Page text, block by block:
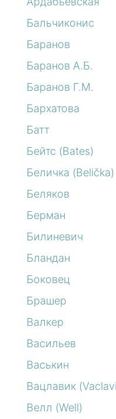
Бальчиконис
Баранов
Баранов А.Б.
Баранов Г.М.
Бархатова
Батт
Бейтс (Bates)
Беличка (Belička)
Беляков
Берман
Билиневич
Бландан
Боковец
Брашер
Валкер
Васильев
Васькин
Вацлавик
Велл (Well)